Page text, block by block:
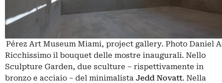
Pérez Art Museum Miami, project gallery. Photo Daniel
Ricchissimo il bouquet delle mostre inaugurali. Nello
Sculpture Garden, due sculture – rispettivamente in
bronzo e acciaio – del minimalista Jedd Novatt. Nella